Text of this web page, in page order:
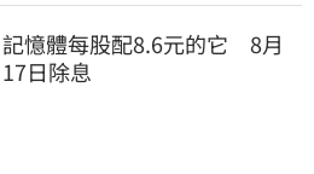
記憶體每股配8.6元的它　8月
17日除息